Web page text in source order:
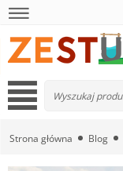
Strona główna Blog